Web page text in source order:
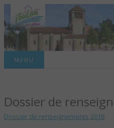
MENU
Dossier de
Dossier de renseignements 2018